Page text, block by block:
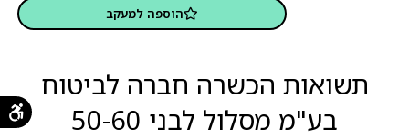
הוספה למעקב
תשואות הכשרה חברה לביטוח
בע"מ מסלול לבני 50-60